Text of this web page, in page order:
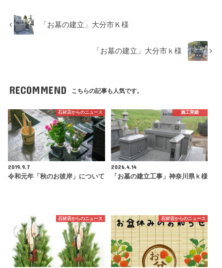
「お墓の建立」大分市Ｋ様
「お墓の建立」大分市ｋ様
RECOMMEND こちらの記事も人気です。
石材店からのニュース
2019.9.7
令和元年「秋のお彼岸」について
施工実績
2026.4.14
「お墓の建立工事」神奈川県ｋ様
石材店からのニュース 石材店からのニュース